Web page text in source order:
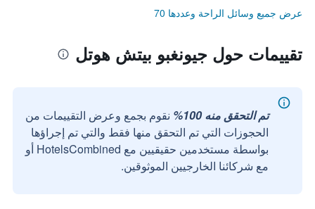
عرض جميع وسائل الراحة وعددها 70
تقييمات حول جيونغبو بيتش هوتل
تم التحقق منه 100%
نقوم بجمع وعرض التقييمات من
الحجوزات التي تم التحقق منها فقط والتي تم إجراؤها
بواسطة مستخدمين حقيقيين مع HotelsCombined أو
مع شركائنا الخارجيين الموثوقين.